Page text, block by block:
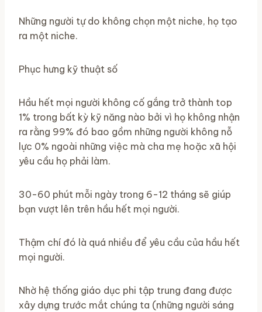
Những người tự do không chọn một niche, họ tạo
ra một niche.
Phục hưng kỹ thuật số
Hầu hết mọi người không cố gắng trở thành top
1% trong bất kỳ kỹ năng nào bởi vì họ không nhận
ra rằng 99% đó bao gồm những người không nỗ
lực 0% ngoài những việc mà cha mẹ hoặc xã hội
yêu cầu họ phải làm.
30-60 phút mỗi ngày trong 6-12 tháng sẽ giúp
bạn vượt lên trên hầu hết mọi người.
Thậm chí đó là quá nhiều để yêu cầu của hầu hết
mọi người.
Nhờ hệ thống giáo dục phi tập trung đang được
xây dựng trước mắt chúng ta (những người sáng